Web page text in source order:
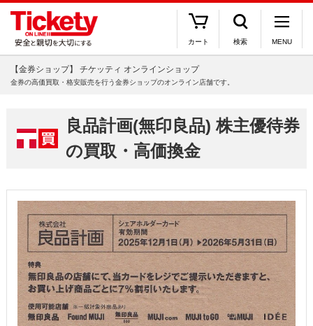
カート 検索 MENU
【金券ショップ】 チケッティ オンラインショップ
金券の高価買取・格安販売を行う金券ショップのオンライン店舗です。
良品計画(無印良品) 株主優待券
の買取・高価換金